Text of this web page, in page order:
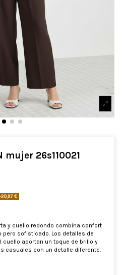
mujer 26s110021
-20,97 €
y cuello redondo combina confort
sofisticado. Los detalles de
cuello aportan un toque de brillo y
casuales con un detalle diferente.